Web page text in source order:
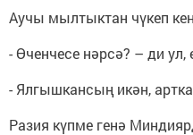
Аучы мылтыктан чүкеп
- Өченчесе нәрсә? – ди
- Ялгышкансың икән,
Разия күпме генә